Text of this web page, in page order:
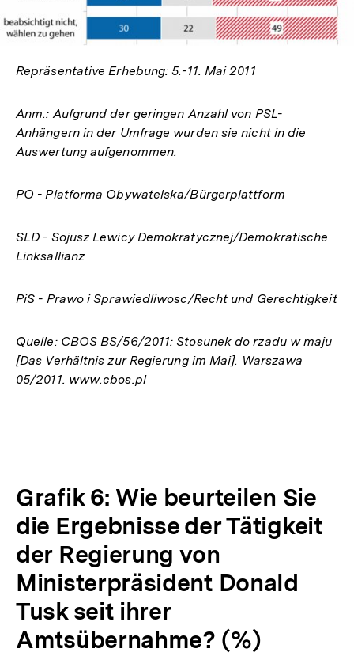
Repräsentative Erhebung: 5.-11. Mai 2011
Anm.: Aufgrund der geringen Anzahl von PSL-
Anhängern in der Umfrage wurden sie nicht in die
Auswertung aufgenommen.
PO - Platforma Obywatelska/Bürgerplattform
SLD - Sojusz Lewicy Demokratycznej/Demokratische
Linksallianz
PiS - Prawo i Sprawiedliwosc/Recht und Gerechtigkeit
Quelle: CBOS BS/56/2011: Stosunek do rzadu w maju
[Das Verhältnis zur Regierung im Mai]. Warszawa
05/2011. www.cbos.pl
Grafik 6: Wie beurteilen Sie
die Ergebnisse der Tätigkeit
der Regierung von
Ministerpräsident Donald
Tusk seit ihrer
Amtsübernahme? (%)